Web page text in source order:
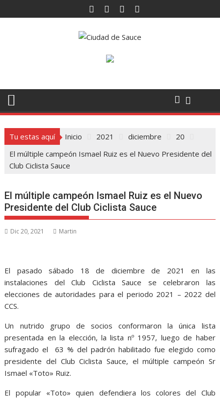
al
Tu estas aquí Inicio 2021 diciembre
20
El múltiple campeón Ismael Ruiz es el Nuevo Presidente del
Club Ciclista Sauce
El múltiple campeón Ismael Ruiz es el Nuevo
Presidente del Club Ciclista Sauce
Dic 20, 2021 Martin
El pasado sábado 18 de diciembre de 2021 en las
instalaciones del Club Ciclista Sauce se celebraron las
elecciones de autoridades para el periodo 2021 – 2022 del
CCS.
Un nutrido grupo de socios conformaron la única lista
presentada en la elección, la lista nº 1957, luego de haber
sufragado el 63 % del padrón habilitado fue elegido como
presidente del Club Ciclista Sauce, el múltiple campeón Sr
Ismael «Toto» Ruiz.
El popular «Toto» quien defendiera los colores del Club